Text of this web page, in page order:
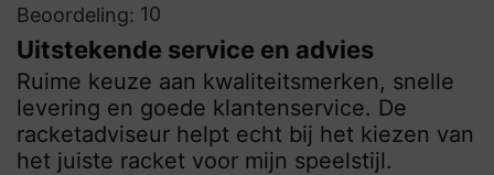
Beoordeling: 10
Uitstekende service en advies
Ruime keuze aan kwaliteitsmerken, snelle
levering en goede klantenservice. De
racketadviseur helpt echt bij het kiezen van
het juiste racket voor mijn speelstijl.